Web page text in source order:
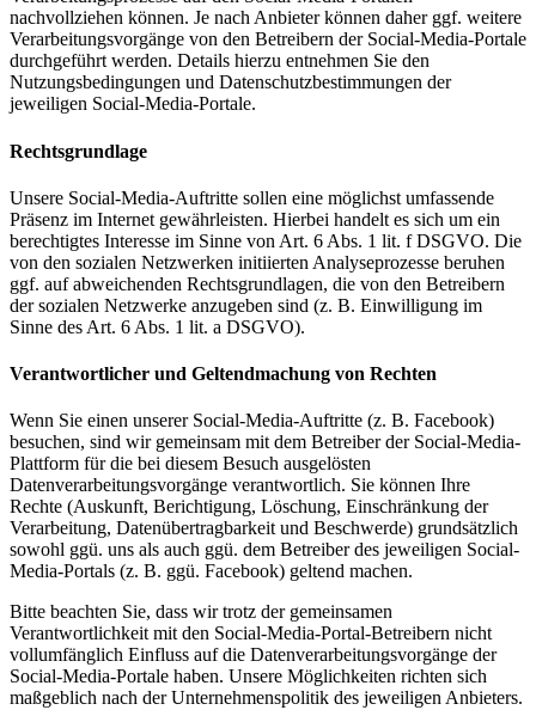
nachvollziehen können. Je nach Anbieter können daher ggf. weitere
Verarbeitungsvorgänge von den Betreibern der Social-Media-Portale
durchgeführt werden. Details hierzu entnehmen Sie den
Nutzungsbedingungen und Datenschutzbestimmungen der
jeweiligen Social-Media-Portale.
Rechtsgrundlage
Unsere Social-Media-Auftritte sollen eine möglichst umfassende
Präsenz im Internet gewährleisten. Hierbei handelt es sich um ein
berechtigtes Interesse im Sinne von Art. 6 Abs. 1 lit. f DSGVO. Die
von den sozialen Netzwerken initiierten Analyseprozesse beruhen
ggf. auf abweichenden Rechtsgrundlagen, die von den Betreibern
der sozialen Netzwerke anzugeben sind (z. B. Einwilligung im
Sinne des Art. 6 Abs. 1 lit. a DSGVO).
Verantwortlicher und Geltendmachung von Rechten
Wenn Sie einen unserer Social-Media-Auftritte (z. B. Facebook)
besuchen, sind wir gemeinsam mit dem Betreiber der Social-Media-
Plattform für die bei diesem Besuch ausgelösten
Datenverarbeitungsvorgänge verantwortlich. Sie können Ihre
Rechte (Auskunft, Berichtigung, Löschung, Einschränkung der
Verarbeitung, Datenübertragbarkeit und Beschwerde) grundsätzlich
sowohl ggü. uns als auch ggü. dem Betreiber des jeweiligen Social-
Media-Portals (z. B. ggü. Facebook) geltend machen.
Bitte beachten Sie, dass wir trotz der gemeinsamen
Verantwortlichkeit mit den Social-Media-Portal-Betreibern nicht
vollumfänglich Einfluss auf die Datenverarbeitungsvorgänge der
Social-Media-Portale haben. Unsere Möglichkeiten richten sich
maßgeblich nach der Unternehmenspolitik des jeweiligen Anbieters.